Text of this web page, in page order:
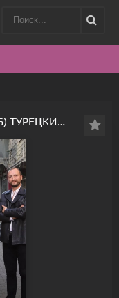
ЧИСТЫЕ ДЕНЬГИ (ВСЕ СЕРИИ, 2026) ТУРЕЦКИЙ СЕРИАЛ